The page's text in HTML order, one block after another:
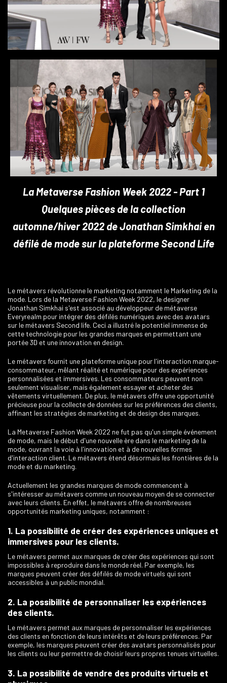
La Metaverse Fashion Week 2022 - Part 1
Quelques pièces de la collection
automne/hiver 2022 de Jonathan Simkhai en
défilé de mode sur la plateforme Second Life
Le métavers révolutionne le marketing notamment le Marketing de la
mode. Lors de la Metaverse Fashion Week 2022, le designer
Jonathan Simkhai s'est associé au développeur de métaverse
Everyrealm pour intégrer des défilés numériques avec des avatars
sur le métavers Second life. Ceci a illustré le potentiel immense de
cette technologie pour les grandes marques en permettant une
portée 3D et une innovation en design.
Le métavers fournit une plateforme unique pour l'interaction marque-
consommateur, mêlant réalité et numérique pour des expériences
personnalisées et immersives. Les consommateurs peuvent non
seulement visualiser, mais également essayer et acheter des
vêtements virtuellement. De plus, le métavers offre une opportunité
précieuse pour la collecte de données sur les préférences des clients,
affinant les stratégies de marketing et de design des marques.
La Metaverse Fashion Week 2022 ne fut pas qu'un simple événement
de mode, mais le début d'une nouvelle ère dans le marketing de la
mode, ouvrant la voie à l'innovation et à de nouvelles formes
d'interaction client. Le métavers étend désormais les frontières de la
mode et du marketing.
Actuellement les grandes marques de mode commencent à
s'intéresser au métavers comme un nouveau moyen de se connecter
avec leurs clients. En effet, le métavers offre de nombreuses
opportunités marketing uniques, notamment :
1. La possibilité de créer des expériences uniques et
immersives pour les clients.
Le métavers permet aux marques de créer des expériences qui sont
impossibles à reproduire dans le monde réel. Par exemple, les
marques peuvent créer des défilés de mode virtuels qui sont
accessibles à un public mondial.
2. La possibilité de personnaliser les expériences
des clients.
Le métavers permet aux marques de personnaliser les expériences
des clients en fonction de leurs intérêts et de leurs préférences. Par
exemple, les marques peuvent créer des avatars personnalisés pour
les clients ou leur permettre de choisir leurs propres tenues virtuelles.
3. La possibilité de vendre des produits virtuels et